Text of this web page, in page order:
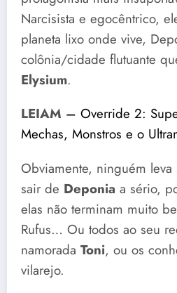
Narcisista e egocêntrico,
planeta lixo onde vive,
colônia/cidade flutuante
Elysium.
LEIAM – Override 2:
Mechas, Monstros e o
Obviamente, ninguém leva
sair de Deponia a sério,
elas não terminam muito
Rufus… Ou todos ao seu
namorada Toni, ou os
vilarejo.